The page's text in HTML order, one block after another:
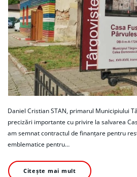
Daniel Cristian STAN, primarul Municipiului
precizări importante cu privire la salvarea
am semnat contractul de finanțare pentru
emblematice pentru…
Citește mai mult